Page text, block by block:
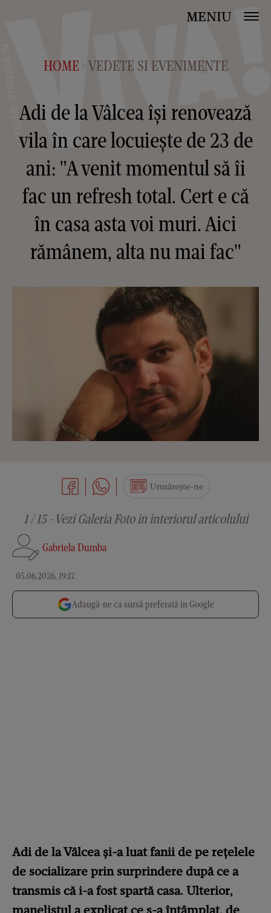
MENIU
HOME > VEDETE SI EVENIMENTE
Adi de la Vâlcea își renovează
vila în care locuiește de 23 de
ani: "A venit momentul să îi
fac un refresh total. Cert e că
în casa asta voi muri. Aici
rămânem, alta nu mai fac"
Gabriela Dumba
05.06.2026, 19:17.
Urmărește-ne
1 / 15 - Vezi Galeria Foto in interiorul articolului
Adaugă-ne ca sursă preferată în Google
Adi de la Vâlcea și-a luat fanii de pe rețelele
de socializare prin surprindere după ce a
transmis că i-a fost spartă casa. Ulterior,
manelistul a explicat ce s-a întâmplat, de